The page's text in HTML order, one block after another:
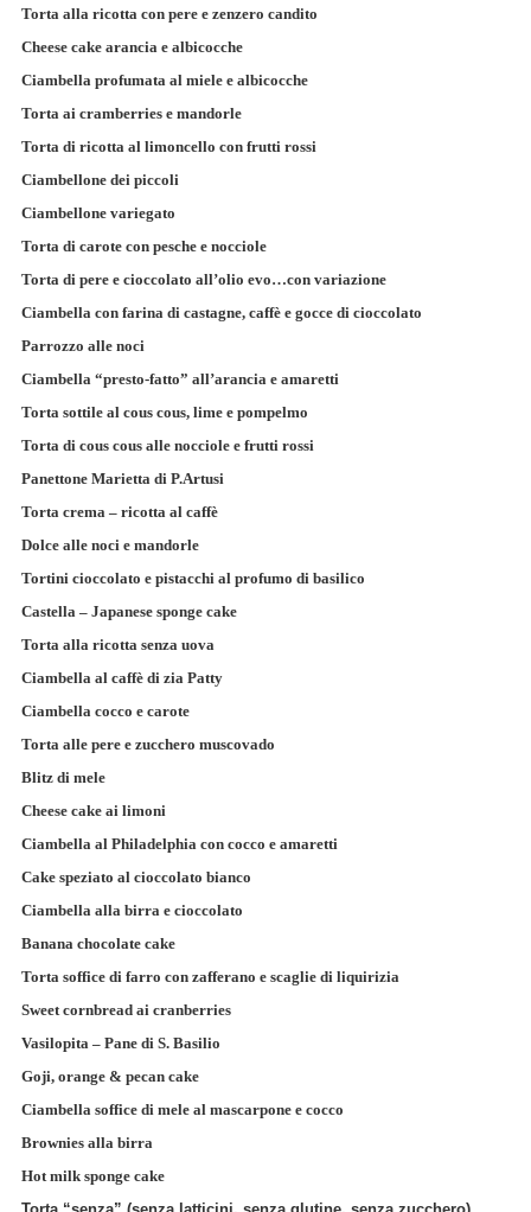
Torta alla ricotta con pere e zenzero candito
Cheese cake arancia e albicocche
Ciambella profumata al miele e albicocche
Torta ai cramberries e mandorle
Torta di ricotta al limoncello con frutti rossi
Ciambellone dei piccoli
Ciambellone variegato
Torta di carote con pesche e nocciole
Torta di pere e cioccolato all’olio evo…con variazione
Ciambella con farina di castagne, caffè e gocce di cioccolato
Parrozzo alle noci
Ciambella “presto-fatto” all’arancia e amaretti
Torta sottile al cous cous, lime e pompelmo
Torta di cous cous alle nocciole e frutti rossi
Panettone Marietta di P.Artusi
Torta crema – ricotta al caffè
Dolce alle noci e mandorle
Tortini cioccolato e pistacchi al profumo di basilico
Castella – Japanese sponge cake
Torta alla ricotta senza uova
Ciambella al caffè di zia Patty
Ciambella cocco e carote
Torta alle pere e zucchero muscovado
Blitz di mele
Cheese cake ai limoni
Ciambella al Philadelphia con cocco e amaretti
Cake speziato al cioccolato bianco
Ciambella alla birra e cioccolato
Banana chocolate cake
Torta soffice di farro con zafferano e scaglie di liquirizia
Sweet cornbread ai cranberries
Vasilopita – Pane di S. Basilio
Goji, orange & pecan cake
Ciambella soffice di mele al mascarpone e cocco
Brownies alla birra
Hot milk sponge cake